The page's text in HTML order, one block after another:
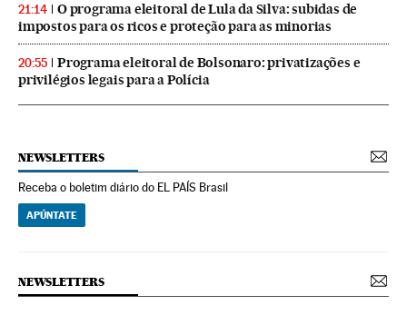
21:14
O programa eleitoral de Lula da Silva: subidas de
impostos para os ricos e proteção para as minorias
20:55
Programa eleitoral de Bolsonaro: privatizações e
privilégios legais para a Polícia
NEWSLETTERS
Receba o boletim diário do EL PAÍS Brasil
APÚNTATE
NEWSLETTERS